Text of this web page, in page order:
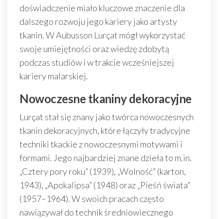
doświadczenie miało kluczowe znaczenie dla
dalszego rozwoju jego kariery jako artysty
tkanin. W Aubusson Lurçat mógł wykorzystać
swoje umiejętności oraz wiedzę zdobytą
podczas studiów i w trakcie wcześniejszej
kariery malarskiej.
Nowoczesne tkaniny dekoracyjne
Lurçat stał się znany jako twórca nowoczesnych
tkanin dekoracyjnych, które łączyły tradycyjne
techniki tkackie z nowoczesnymi motywami i
formami. Jego najbardziej znane dzieła to m.in.
„Cztery pory roku” (1939), „Wolność” (karton,
1943), „Apokalipsa” (1948) oraz „Pieśń świata”
(1957–1964). W swoich pracach często
nawiązywał do technik średniowiecznego